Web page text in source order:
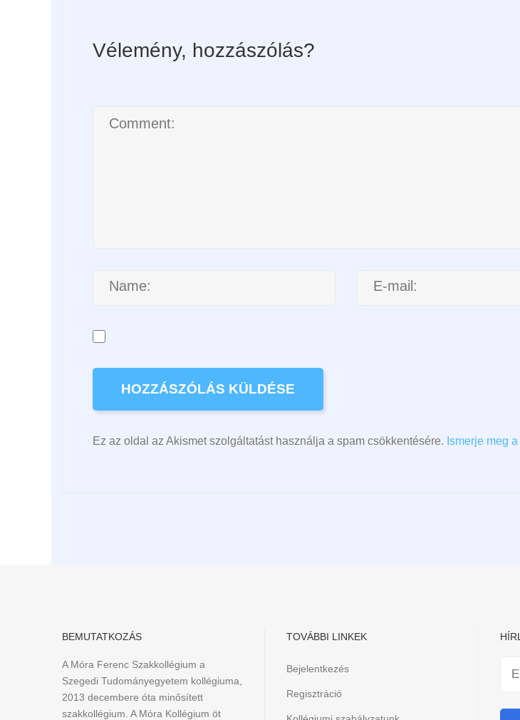
Vélemény, hozzászólás?
Ez az oldal az Akismet szolgáltatást használja a spam csökkentésére. Ismerje meg
BEMUTATKOZÁS
A Móra Ferenc Szakkollégium a
Szegedi Tudományegyetem kollégiuma,
2013 decembere óta minősített
szakkollégium. A Móra Kollégium öt
TOVÁBBI LINKEK
Bejelentkezés
Regisztráció